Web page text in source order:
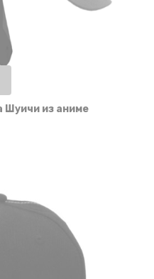
Шуичи из аниме